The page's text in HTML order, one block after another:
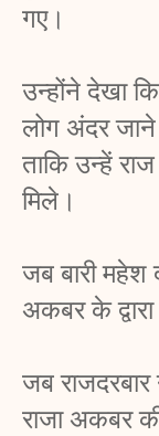
गए।
उन्होंने देखा
लोग अंदर
ताकि उन्हें
मिले।
जब बारी महेश
अकबर के
जब
राजा अकबर